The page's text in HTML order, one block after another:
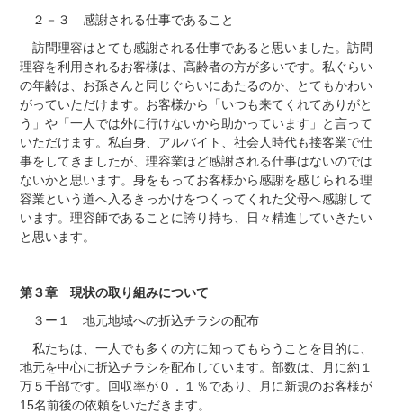
２－３ 感謝される仕事であること
訪問理容はとても感謝される仕事であると思いました。訪問
理容を利用されるお客様は、高齢者の方が多いです。私ぐらい
の年齢は、お孫さんと同じぐらいにあたるのか、とてもかわい
がっていただけます。お客様から「いつも来てくれてありがと
う」や「一人では外に行けないから助かっています」と言って
いただけます。私自身、アルバイト、社会人時代も接客業で仕
事をしてきましたが、理容業ほど感謝される仕事はないのでは
ないかと思います。身をもってお客様から感謝を感じられる理
容業という道へ入るきっかけをつくってくれた父母へ感謝して
います。理容師であることに誇り持ち、日々精進していきたい
と思います。
第３章 現状の取り組みについて
３ー１ 地元地域への折込チラシの配布
私たちは、一人でも多くの方に知ってもらうことを目的に、
地元を中心に折込チラシを配布しています。部数は、月に約１
万５千部です。回収率が０．１％であり、月に新規のお客様が
15名前後の依頼をいただきます。